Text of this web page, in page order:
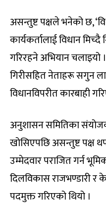
असन्तुष्ट पक्षले भनेको छ,
कार्यकर्तालाई विधान
गरिरहने अभियान चलाइयो
गिरीसहित नेताहरू सगुन
विधानविपरीत कारबाही
अनुशासन समितिका
खोसिएपछि असन्तुष्ट पक्ष
उम्मेदवार पराजित गर्न
दिलविकास राजभण्डारी र
पदमुक्त गरिएको थियो ।